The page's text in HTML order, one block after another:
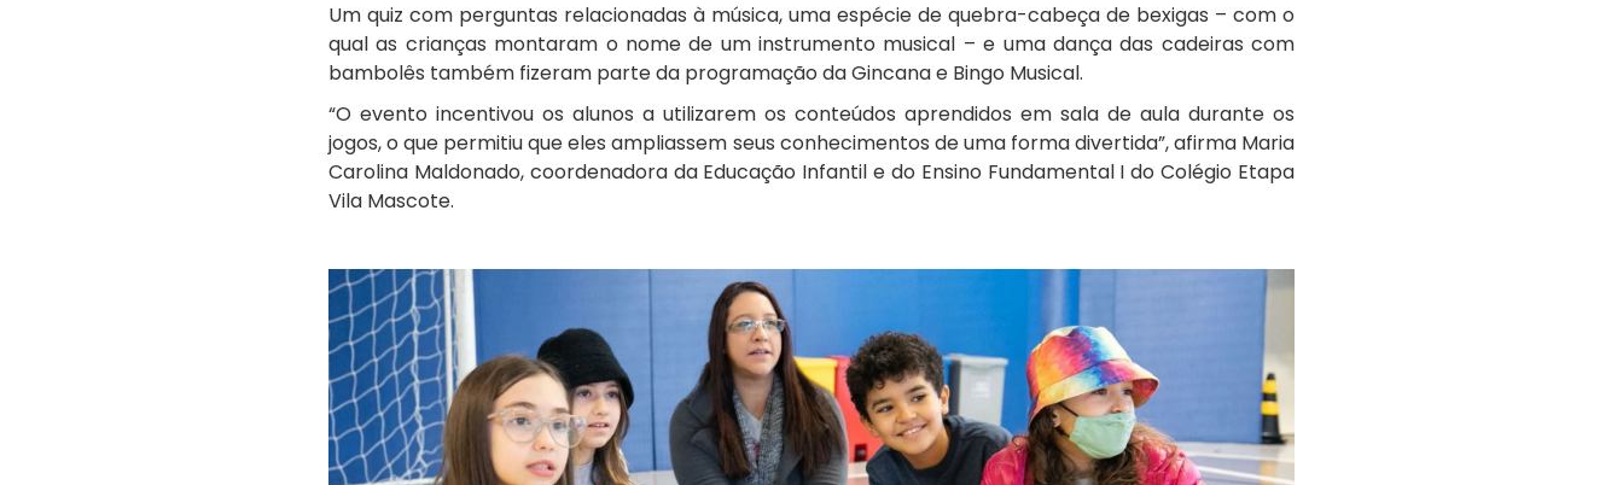
Um quiz com perguntas relacionadas à música, uma espécie de quebra-cabeça de bexigas – com o
qual as crianças montaram o nome de um instrumento musical – e uma dança das cadeiras com
bambolês também fizeram parte da programação da Gincana e Bingo Musical.
“O evento incentivou os alunos a utilizarem os conteúdos aprendidos em sala de aula durante os
jogos, o que permitiu que eles ampliassem seus conhecimentos de uma forma divertida”, afirma Maria
Carolina Maldonado, coordenadora da Educação Infantil e do Ensino Fundamental I do Colégio Etapa
Vila Mascote.